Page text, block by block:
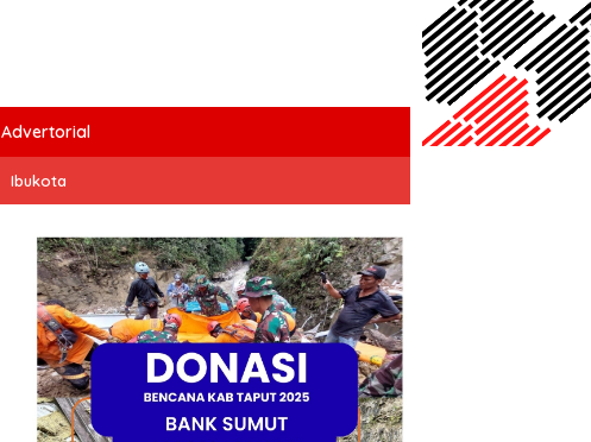
Advertorial
Ibukota